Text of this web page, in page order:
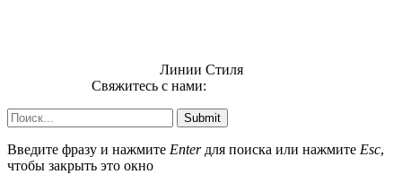
Линии Стиля
Свяжитесь с нами:
Submit
Введите фразу и нажмите Enterдля поиска или нажмите Esc,
чтобы закрыть это окно